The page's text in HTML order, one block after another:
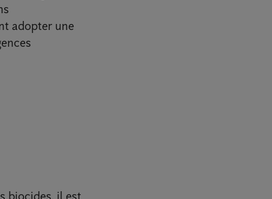
adopter une
biocides, il est